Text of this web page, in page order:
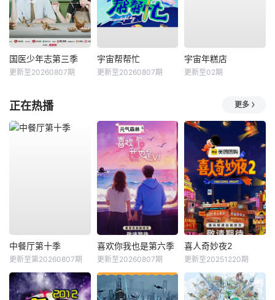
国医少年志第三季
更新至20260807期
宇宙帮帮忙
更新至20260807期
宇宙年糕店
更新至02期
正在热播 更多
中餐厅第十季
更新至第20260807期
喜欢你我也是第六季
更新至20260807期
喜人奇妙夜2
更新至20251220期